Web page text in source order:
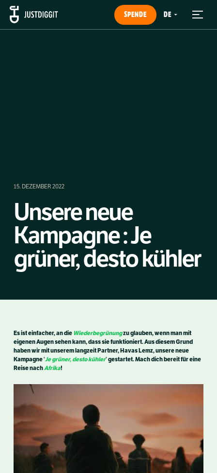
SPENDE
15. DEZEMBER 2022
Unsere neue
Kampagne : Je
grüner, desto kühler
Es ist einfacher, an die Wiederbegrünungzu glauben, wenn man mit
eigenen Augen sehen kann, dass sie funktioniert. Aus diesem Grund
haben wir mit unserem langzeit Partner, Havas Lemz, unsere neue
Kampagne ‘Je grüner, desto kühler’ gestartet. Mach dich bereit für eine
Reise nachAfrika!